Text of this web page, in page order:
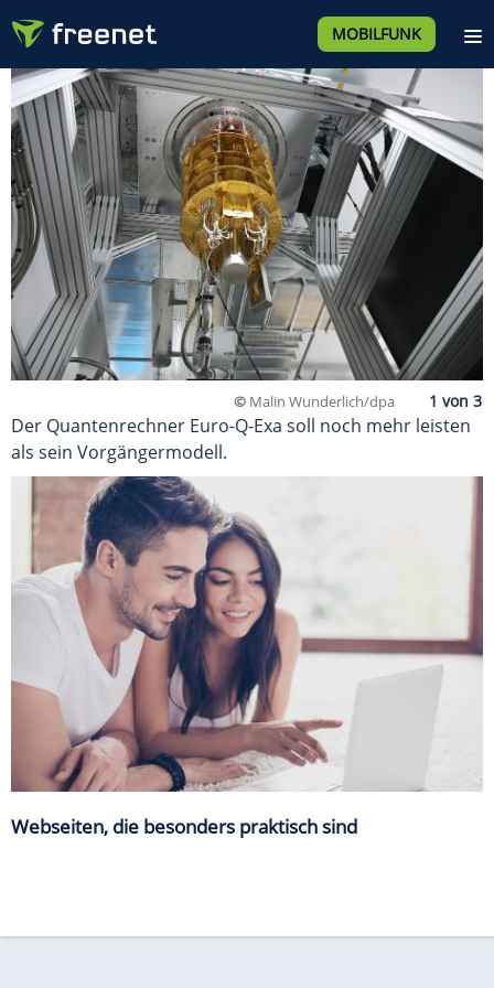
MOBILFUNK
© Malin Wunderlich/dpa
Der Quantenrechner Euro-Q-Exa soll noch mehr leisten
als sein Vorgängermodell.
Webseiten, die besonders praktisch sind